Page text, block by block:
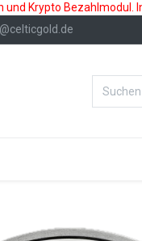
Krypto Bezahlmodul.